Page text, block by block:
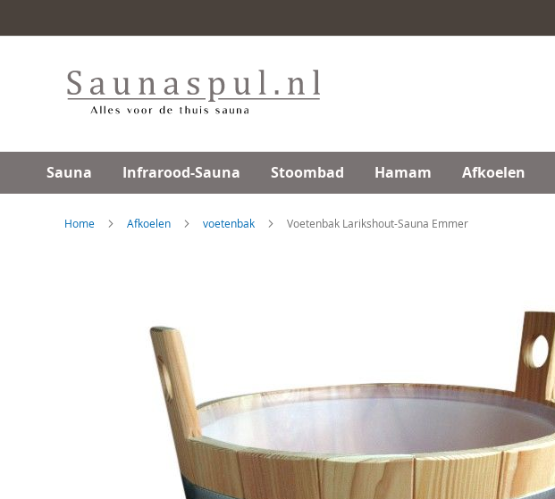
direct
naar
inhoud
Sauna Infrarood-Sauna Stoombad Hamam Afkoelen
Home Afkoelen voetenbak Voetenbak Larikshout-Sauna Emmer